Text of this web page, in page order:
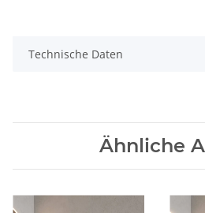
Technische Daten
Ähnliche